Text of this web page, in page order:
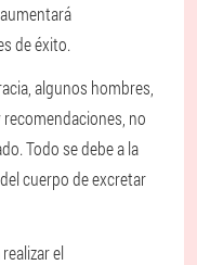
de éxito.
algunos hombres,
no
Todo se debe a la
cuerpo de excretar
el